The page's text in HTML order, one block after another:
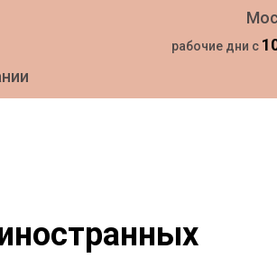
рабочие дни с